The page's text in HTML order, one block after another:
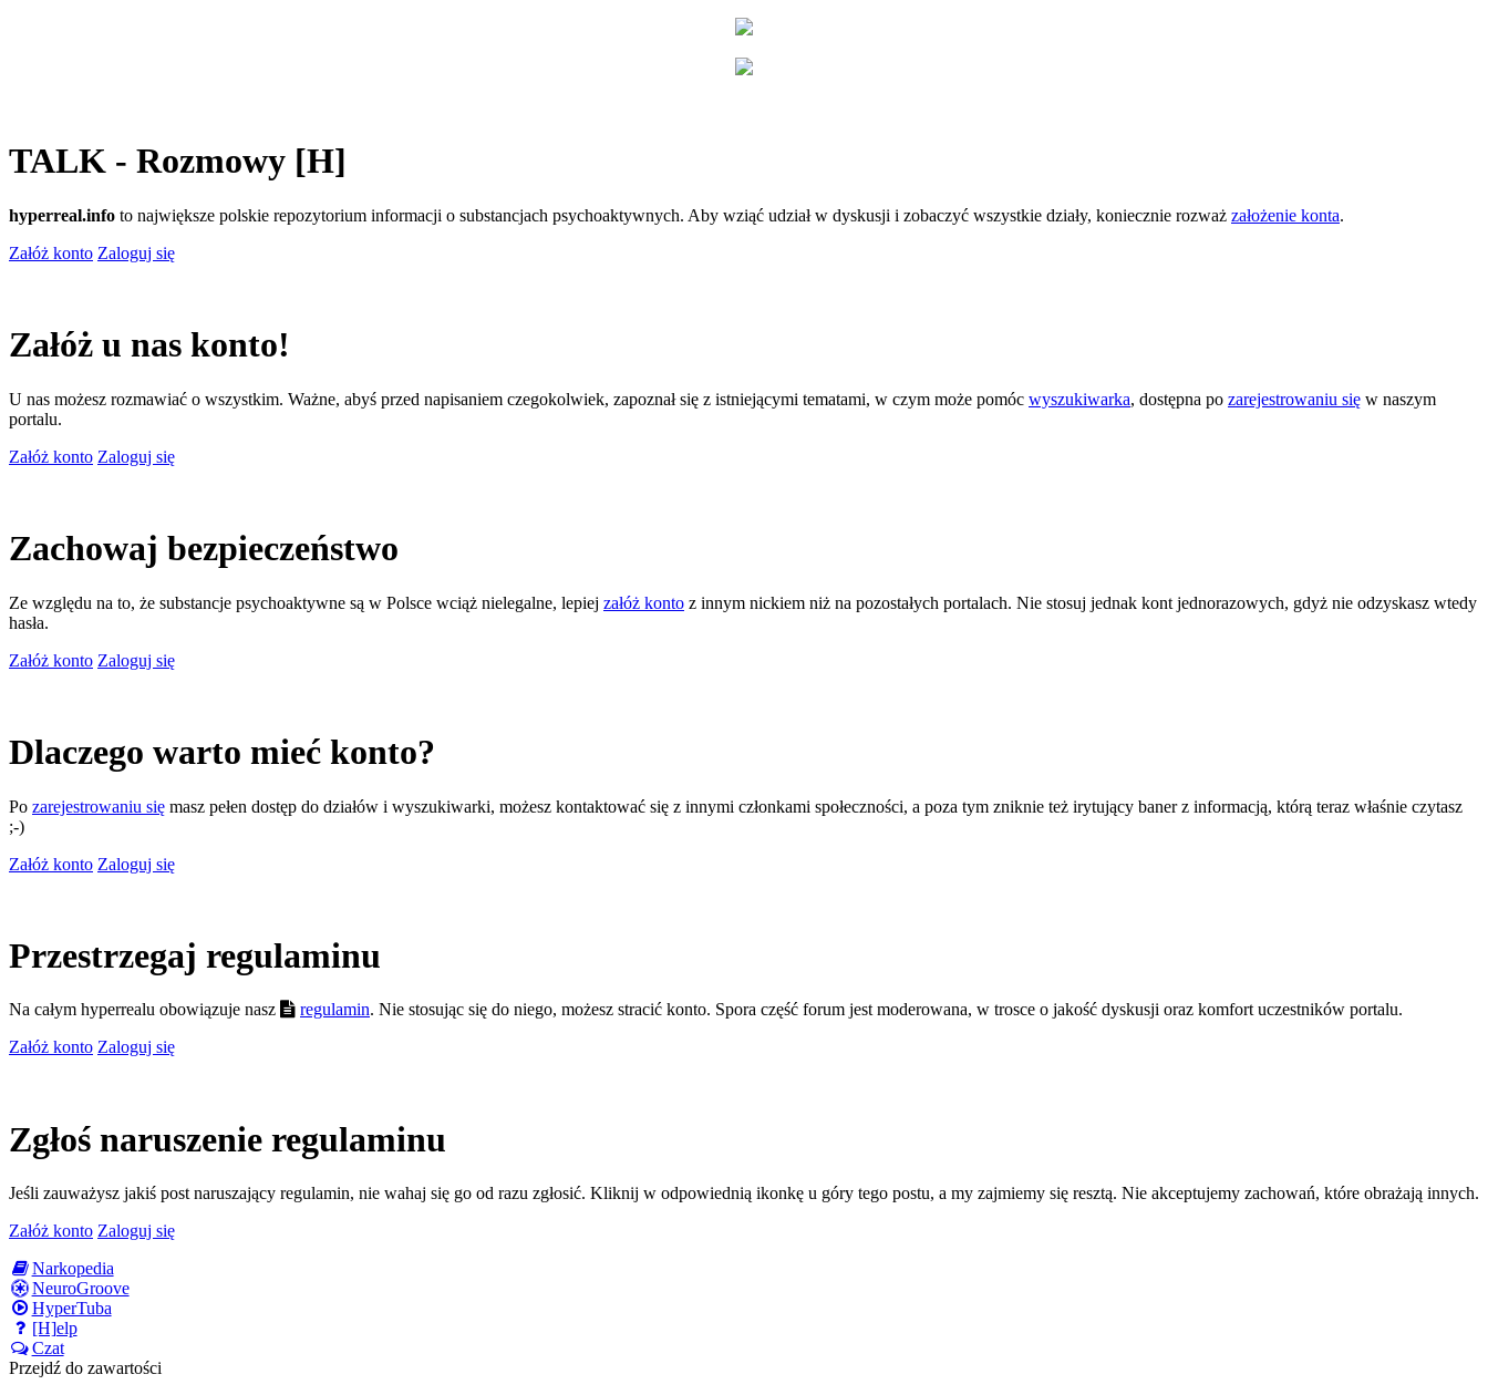
TALK - Rozmowy [H]
hyperreal.info to największe polskie repozytorium informacji o substancjach psychoaktywnych. Aby wziąć udział w dyskusji i zobaczyć wszystkie działy, koniecznie rozważ założenie konta.
Załóż konto Zaloguj się
Załóż u nas konto!
U nas możesz rozmawiać o wszystkim. Ważne, abyś przed napisaniem czegokolwiek, zapoznał się z istniejącymi tematami, w czym może pomóc wyszukiwarka, dostępna po zarejestrowaniu się w naszym
portalu.
Załóż konto Zaloguj się
Zachowaj bezpieczeństwo
Ze względu na to, że substancje psychoaktywne są w Polsce wciąż nielegalne, lepiej załóż konto z innym nickiem niż na pozostałych portalach. Nie stosuj jednak kont jednorazowych, gdyż nie odzyskasz wtedy
hasła.
Załóż konto Zaloguj się
Dlaczego warto mieć konto?
Po zarejestrowaniu się masz pełen dostęp do działów i wyszukiwarki, możesz kontaktować się z innymi członkami społeczności, a poza tym zniknie też irytujący baner z informacją, którą teraz właśnie czytasz
;-)
Załóż konto Zaloguj się
Przestrzegaj regulaminu
Na całym hyperrealu obowiązuje nasz regulamin. Nie stosując się do niego, możesz stracić konto. Spora część forum jest moderowana, w trosce o jakość dyskusji oraz komfort uczestników portalu.
Załóż konto Zaloguj się
Zgłoś naruszenie regulaminu
Jeśli zauważysz jakiś post naruszający regulamin, nie wahaj się go od razu zgłosić. Kliknij w odpowiednią ikonkę u góry tego postu, a my zajmiemy się resztą. Nie akceptujemy zachowań, które obrażają innych.
Załóż konto Zaloguj się
Narkopedia
NeuroGroove
HyperTuba
[H]elp
Czat
Przejdź do zawartości